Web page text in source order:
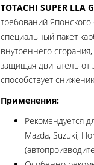
TOTACHI SUPER LLA
требований
специальный пакет
внутреннего
защищая двигатель от
способствует
Применения:
Рекомендуется
Mazda, Suzuki,